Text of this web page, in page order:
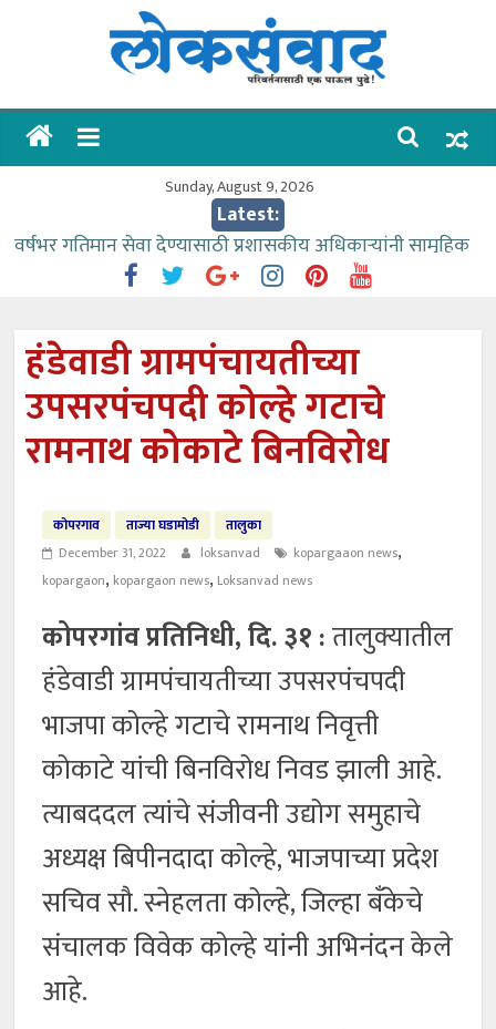
लोकसंवाद
ताज्या
Sunday, August 9, 2026
Latest:
वर्षभर गतिमान सेवा देण्यासाठी प्रशासकीय अधिकाऱ्यांनी सामुहिक
प्रयत्न करावे – आमदार काळे
काळे
आत्मामालिक गुरूकूलाचे २२८ विद्यार्थी शिष्यवृत्तीस पात्र
ईच्छा आणि मेहनतीच्या बळावर यश मिळवता येते – शिवप्रसाद
पंडोरे
आमदार आशुतोष काळे यांचा वाढदिवस विविध सामाजिक
हंडेवाडी ग्रामपंचायतीच्या
उपसरपंचपदी कोल्हे गटाचे
रामनाथ कोकाटे बिनविरोध
कोपरगाव ताज्या घडामोडी
तालुका
December 31, 2022
loksanvad kopargaaon news,
kopargaon, kopargaon news, Loksanvad news
कोपरगांव प्रतिनिधी, दि. ३१ :तालुक्यातील
हंडेवाडी ग्रामपंचायतीच्या उपसरपंचपदी
भाजपा कोल्हे गटाचे रामनाथ निवृत्ती
कोकाटे यांची बिनविरोध निवड झाली आहे.
त्याबददल त्यांचे संजीवनी उद्योग समुहाचे
अध्यक्ष बिपीनदादा कोल्हे, भाजपाच्या प्रदेश
सचिव सौ. स्नेहलता कोल्हे, जिल्हा बँकेचे
संचालक विवेक कोल्हे यांनी अभिनंदन केले
आहे.